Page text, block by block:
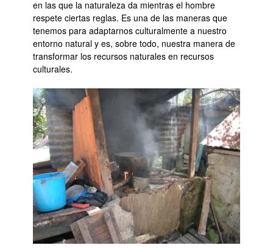
en las que la naturaleza da mientras el hombre
respete ciertas reglas. Es una de las maneras que
tenemos para adaptarnos culturalmente a nuestro
entorno natural y es, sobre todo, nuestra manera de
transformar los recursos naturales en recursos
culturales.